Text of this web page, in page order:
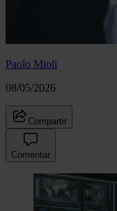
Paolo Mioli
08/05/2026
Compartir
Comentar